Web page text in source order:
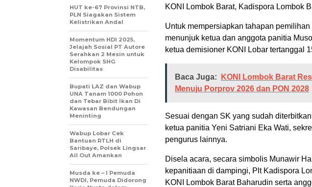
KONI Lombok Barat, Kadispora Lombok
Untuk mempersiapkan tahapan
menunjuk ketua dan anggota panitia
ketua demisioner KONI Lobar tertanggal
Baca Juga:
KONI Lombok Barat
Menuju Porprov 2026 dan PON 2028
Sesuai dengan SK yang sudah
ketua panitia Yeni Satriani Eka Wati,
pengurus lainnya.
Disela acara, secara simbolis Munawir
kepanitiaan di dampingi, Plt Kadispora
KONI Lombok Barat Baharudin serta
HUT ke-67 Provinsi NTB,
PLN Siagakan Sistem
Kelistrikan Andal
Momentum HDI 2025,
Jelajah Sosial PT Autore
Serahkan 2 Mesin untuk
Kelompok SHG
Disabilitas
Bupati LAZ dan Wabup
UNA Tanam 1000 Pohon
dan Tebar Bibit Ikan Di
Kawasan Bendungan
Meninting
Wabup Lobar Cek
Bantuan RTLH di
Saribaye, Polsek Lingsar
All Out Amankan
Musda ke – I Pemuda
NWDI, Pemuda Didorong